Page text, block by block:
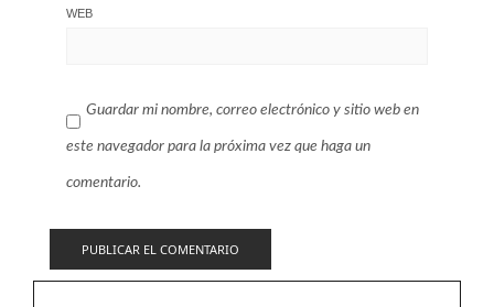
WEB
Guardar mi nombre, correo electrónico y sitio web en
este navegador para la próxima vez que haga un
comentario.